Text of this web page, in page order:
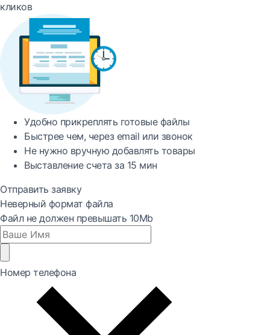
кликов
Удобно прикреплять готовые файлы
Быстреечем, через email или звонок
Не нужно вручную добавлять товары
Выставление счета за 15 мин
Отправить заявку
Неверный формат файла
Файл не должен превышать 10Mb
Номер телефона